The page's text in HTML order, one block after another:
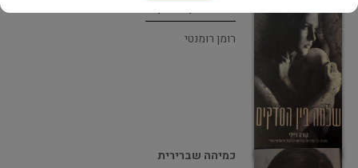
רומן רומנטי
כמיהה שברירית